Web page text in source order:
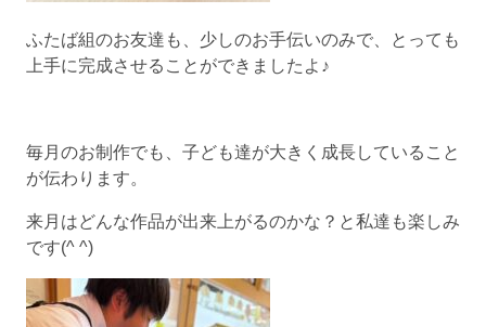
ふたば組のお友達も、少しのお手伝いのみで、とっても
上手に完成させることができましたよ♪
毎月のお制作でも、子ども達が大きく成長していること
が伝わります。
来月はどんな作品が出来上がるのかな？と私達も楽しみ
です(^ ^)